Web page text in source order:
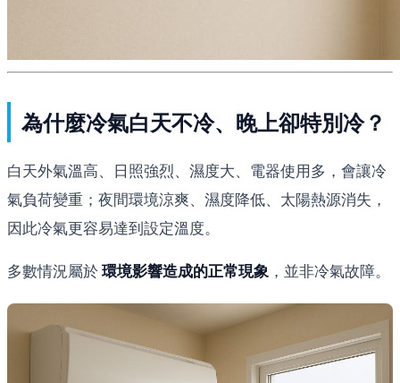
為什麼冷氣白天不冷、晚上卻特別冷？
白天外氣溫高、日照強烈、濕度大、電器使用多，會讓冷
氣負荷變重；夜間環境涼爽、濕度降低、太陽熱源消失，
因此冷氣更容易達到設定溫度。
多數情況屬於環境影響造成的正常現象 ，並非冷氣故障。